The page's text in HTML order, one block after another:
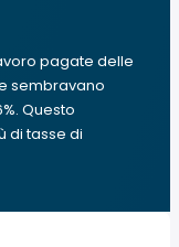
pagate delle
sembravano
Questo
di tasse di